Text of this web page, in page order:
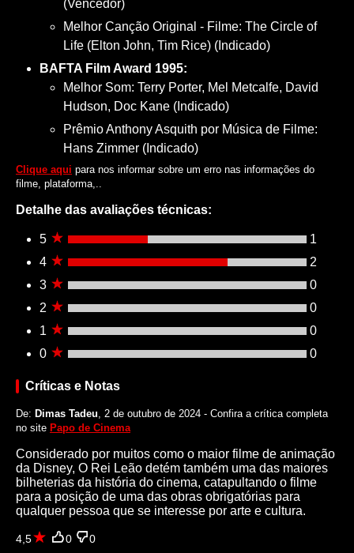
(Vencedor)
Melhor Canção Original - Filme: The Circle of
Life (Elton John, Tim Rice) (Indicado)
BAFTA Film Award 1995:
Melhor Som: Terry Porter, Mel Metcalfe, David
Hudson, Doc Kane (Indicado)
Prêmio Anthony Asquith por Música de Filme:
Hans Zimmer (Indicado)
Clique aqui para nos informar sobre um erro nas informações do
filme, plataforma,..
Detalhe das avaliações técnicas:
5
1
4
2
3
0
2
0
1
0
0
0
Críticas e Notas
De: Dimas Tadeu , 2 de outubro de 2024 - Confira a crítica completa
no site Papo de Cinema
Considerado por muitos como o maior filme de animação
da Disney, O Rei Leão detém também uma das maiores
bilheterias da história do cinema, catapultando o filme
para a posição de uma das obras obrigatórias para
qualquer pessoa que se interesse por arte e cultura.
4,5 0 0